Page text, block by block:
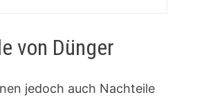
von Dünger
jedoch auch Nachteile